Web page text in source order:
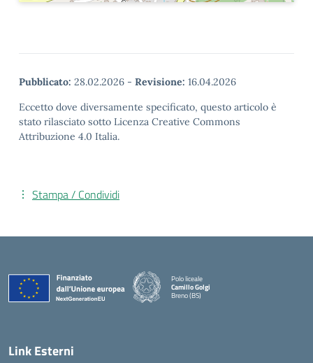
Pubblicato: 28.02.2026 - Revisione: 16.04.2026
Eccetto dove diversamente specificato, questo articolo è
stato rilasciato sotto Licenza Creative Commons
Attribuzione 4.0 Italia.
Stampa / Condividi
Polo liceale
Camillo Golgi
Breno (BS)
Link Esterni